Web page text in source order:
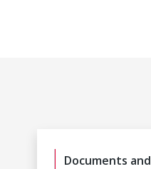
Documents and